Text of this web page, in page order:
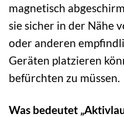
magnetisch
sie sicher in der Nähe
oder anderen
Geräten platzieren
befürchten zu müssen.
Was bedeutet